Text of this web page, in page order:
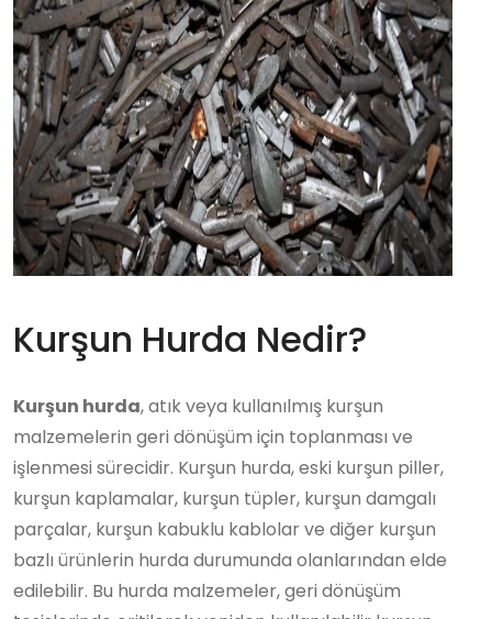
Kurşun Hurda Nedir?
Kurşun hurda, atık veya kullanılmış kurşun
malzemelerin geri dönüşüm için toplanması ve
işlenmesi sürecidir. Kurşun hurda, eski kurşun piller,
kurşun kaplamalar, kurşun tüpler, kurşun damgalı
parçalar, kurşun kabuklu kablolar ve diğer kurşun
bazlı ürünlerin hurda durumunda olanlarından elde
edilebilir. Bu hurda malzemeler, geri dönüşüm